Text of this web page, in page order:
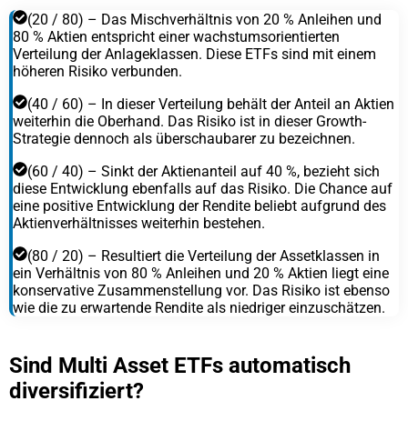
(20 / 80) – Das Mischverhältnis von 20 % Anleihen und
80 % Aktien entspricht einer wachstumsorientierten
Verteilung der Anlageklassen. Diese ETFs sind mit einem
höheren Risiko verbunden.
(40 / 60) – In dieser Verteilung behält der Anteil an Aktien
weiterhin die Oberhand. Das Risiko ist in dieser Growth-
Strategie dennoch als überschaubarer zu bezeichnen.
(60 / 40) – Sinkt der Aktienanteil auf 40 %, bezieht sich
diese Entwicklung ebenfalls auf das Risiko. Die Chance auf
eine positive Entwicklung der Rendite beliebt aufgrund des
Aktienverhältnisses weiterhin bestehen.
(80 / 20) – Resultiert die Verteilung der Assetklassen in
ein Verhältnis von 80 % Anleihen und 20 % Aktien liegt eine
konservative Zusammenstellung vor. Das Risiko ist ebenso
wie die zu erwartende Rendite als niedriger einzuschätzen.
Sind Multi Asset ETFs automatisch
diversifiziert?